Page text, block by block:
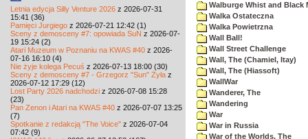
Letnia edycja Silly Venture 2026 z 2026-07-31
15:41 (36)
Pamięci Jurgiego z 2026-07-21 12:42 (1)
Sceny z demosceny #7: opowiada SuN z 2026-07-
19 15:24 (2)
Atari Muzeum w Poznaniu na KWAS #40 z 2026-
07-16 16:10 (4)
Nie żyje kolega Pecuś z 2026-07-13 18:00 (30)
Sceny z demosceny #7 - Grzegorz "Sun" Żyła z
2026-07-12 17:29 (12)
Lost Party 2026 nadchodzi z 2026-07-08 15:28
(23)
Pan Zenon i Atari na KWAS #40 z 2026-07-07 13:25
(7)
Spotkanie z redakcją "The Voice" z 2026-07-04
07:42 (9)
Walburge Whist and Black
Walka Ostateczna
Walka Powietrzna
Wall Ball!
Wall Street Challenge
Wall, The (Chamiel, Itay)
Wall, The (Hiassoft)
WallWar
Wanderer, The
Wandering
War
War in Russia
War of the Worlds, The